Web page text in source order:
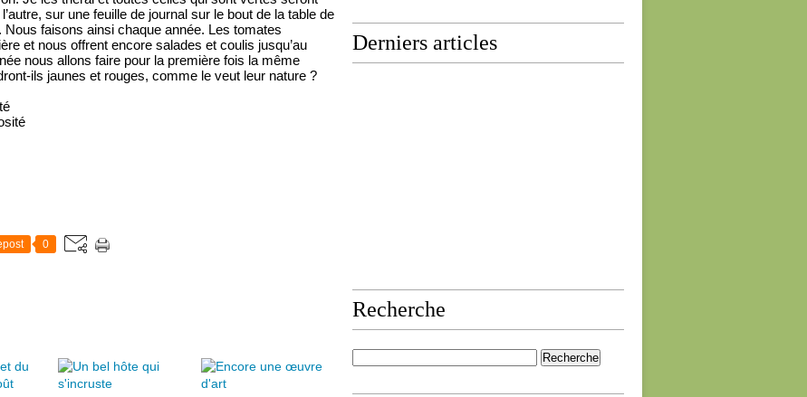
sur une feuille de journal sur le bout de la table de
faisons ainsi chaque année. Les tomates
et nous offrent encore salades et coulis jusqu’au
nous allons faire pour la première fois la même
ils jaunes et rouges, comme le veut leur nature ?
0
Derniers articles
Recherche